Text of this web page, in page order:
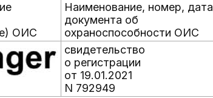
ОИС
Наименование, номер, дата
документа об
охраноспособности ОИС
свидетельство
о регистрации
от 19.01.2021
N 792949